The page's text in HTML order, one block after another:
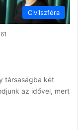
Civilszféra
társaságba két
az idővel, mert